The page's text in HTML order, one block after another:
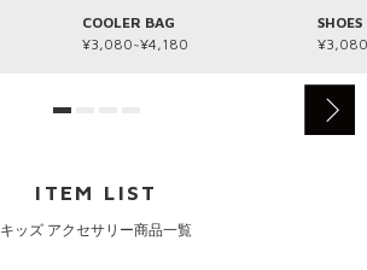
COOLER BAG
¥3,080~¥4,180
SHOES
ITEM LIST
キッズ アクセサリー商品一覧